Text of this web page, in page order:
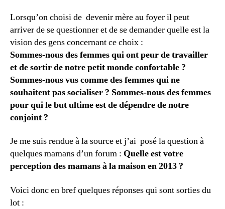
Lorsqu’on choisi de devenir mère au foyer il peut
arriver de se questionner et de se demander quelle est la
vision des gens concernant ce choix :
Sommes-nous des femmes qui ont peur de travailler
et de sortir de notre petit monde confortable ?
Sommes-nous vus comme des femmes qui ne
souhaitent pas socialiser ? Sommes-nous des femmes
pour qui le but ultime est de dépendre de notre
conjoint ?
Je me suis rendue à la source et j’ai posé la question à
quelques mamans d’un forum : Quelle est votre
perception des mamans à la maison en 2013 ?
Voici donc en bref quelques réponses qui sont sorties du
lot :